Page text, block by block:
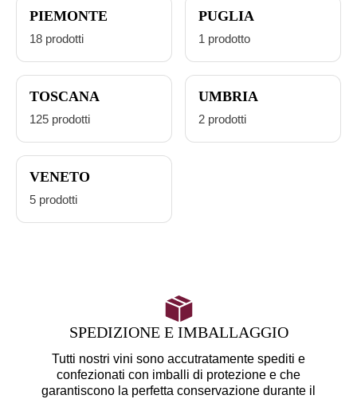
PIEMONTE
18 prodotti
PUGLIA
1 prodotto
TOSCANA
125 prodotti
UMBRIA
2 prodotti
VENETO
5 prodotti
SPEDIZIONE E IMBALLAGGIO
Tutti nostri vini sono accutratamente spediti e
confezionati con imballi di protezione e che
garantiscono la perfetta conservazione durante il